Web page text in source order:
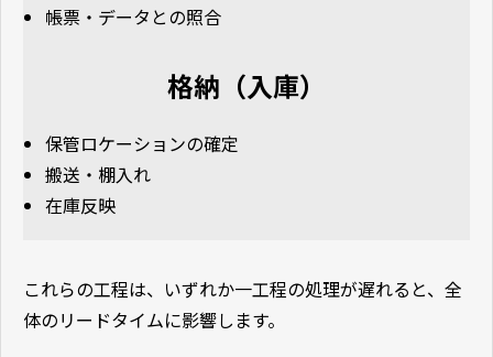
帳票・データとの照合
格納（入庫）
保管ロケーションの確定
搬送・棚入れ
在庫反映
これらの工程は、いずれか一工程の処理が遅れると、全
体のリードタイムに影響します。